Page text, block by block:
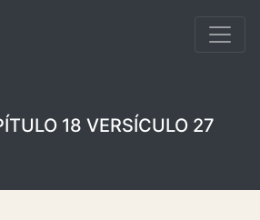
18 VERSÍCULO 27